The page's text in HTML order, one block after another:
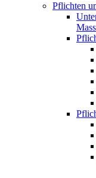
Pflichten